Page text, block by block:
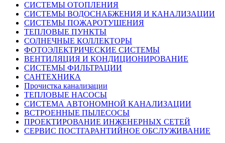
СИСТЕМЫ ОТОПЛЕНИЯ
СИСТЕМЫ ВОДОСНАБЖЕНИЯ И КАНАЛИЗАЦИИ
СИСТЕМЫ ПОЖАРОТУШЕНИЯ
ТЕПЛОВЫЕ ПУНКТЫ
СОЛНЕЧНЫЕ КОЛЛЕКТОРЫ
ФОТОЭЛЕКТРИЧЕСКИЕ СИСТЕМЫ
ВЕНТИЛЯЦИЯ И КОНДИЦИОНИРОВАНИЕ
СИСТЕМЫ ФИЛЬТРАЦИИ
САНТЕХНИКА
Прочистка канализации
ТЕПЛОВЫЕ НАСОСЫ
СИСТЕМА АВТОНОМНОЙ КАНАЛИЗАЦИИ
ВСТРОЕННЫЕ ПЫЛЕСОСЫ
ПРОЕКТИРОВАНИЕ ИНЖЕНЕРНЫХ СЕТЕЙ
СЕРВИС ПОСТГАРАНТИЙНОЕ ОБСЛУЖИВАНИЕ